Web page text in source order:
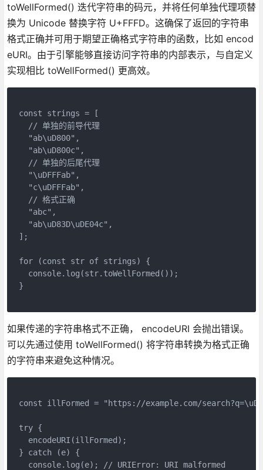
toWellFormed() 迭代字符串的码元，并将任何单独代理项替
换为 Unicode 替换字符 U+FFFD。这确保了返回的字符串
格式正确并可用于期望正确格式字符串的函数，比如 encod
eURI。由于引擎能够直接访问字符串的内部表示，与自定义
实现相比 toWellFormed() 更高效。
const strings = [
  // 单独的前导代理
  "ab\uD800",
  "ab\uD800c",
  // 单独的后尾代理
  "\uDFFFab",
  "c\uDFFFab",
  // 格式正确
  "abc",
  "ab\uD83D\uDE04c",
];
for (const str of strings) {
  console.log(str.toWellFormed());
}
如果传递的字符串格式不正确， encodeURI 会抛出错误。
可以先通过使用 toWellFormed() 将字符串转换为格式正确
的字符串来避免这种情况。
const illFormed = "https://example.com/
try {
  encodeURI(illFormed);
} catch (e) {
  console.log(e); // URIError: URI malformed